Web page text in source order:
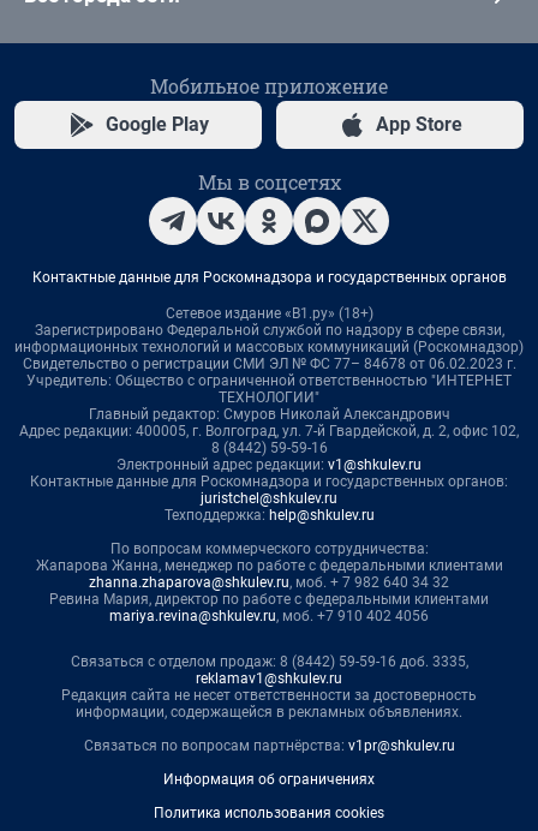
Мобильное приложение
Google Play App Store
Мы в соцсетях
Контактные данные для Роскомнадзора и государственных органов
Сетевое издание «В1.ру» (18+)
Зарегистрировано Федеральной службой по надзору в сфере связи,
информационных технологий и массовых коммуникаций (Роскомнадзор)
Свидетельство о регистрации СМИ ЭЛ № ФС 77– 84678 от 06.02.2023 г.
Учредитель: Общество с ограниченной ответственностью "ИНТЕРНЕТ
ТЕХНОЛОГИИ"
Главный редактор: Смуров Николай Александрович
Адрес редакции: 400005, г. Волгоград, ул. 7-й Гвардейской, д. 2, офис 102,
8 (8442) 59-59-16
Электронный адрес редакции: v1@shkulev.ru
Контактные данные для Роскомнадзора и государственных органов:
juristchel@shkulev.ru
Техподдержка: help@shkulev.ru
По вопросам коммерческого сотрудничества:
Жапарова Жанна, менеджер по работе с федеральными клиентами
zhanna.zhaparova@shkulev.ru, моб. + 7 982 640 34 32
Ревина Мария, директор по работе с федеральными клиентами
mariya.revina@shkulev.ru, моб. +7 910 402 4056
Связаться с отделом продаж: 8 (8442) 59-59-16 доб. 3335,
reklamav1@shkulev.ru
Редакция сайта не несет ответственности за достоверность
информации, содержащейся в рекламных объявлениях.
Связаться по вопросам партнёрства: v1pr@shkulev.ru
Информация об ограничениях
Политика использования cookies